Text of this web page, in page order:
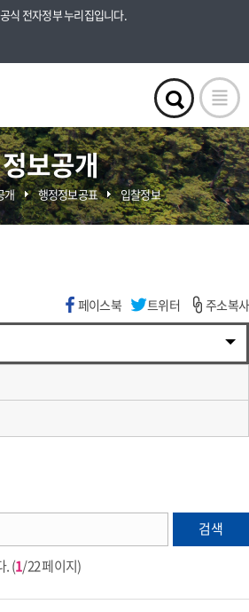
식 전자정부 누리집입니다.
정보공개
개 행정정보공표 입찰정보
페이스북 트위터 주소복사
검색
. (1/22 페이지)